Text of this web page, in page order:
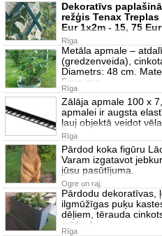
Dekoratīvs
režģis Tenax
Eur 1x2m - 15, 75
Rīga
Metāla apmale –
(gredzenveida),
Diametrs: 48 cm.
5mm me
Rīga
Zālāja apmale 100 x
apmalei ir augsta
ļauj objektā veidot
Rīga
Pārdod koka figūru
Varam izgatavot
jūsu pasūtījuma.
Ogre un raj.
Pārdodu dekoratīvas,
ilgmūžīgas puķu
dēļiem, tērauda
grīdu, b
Rīga